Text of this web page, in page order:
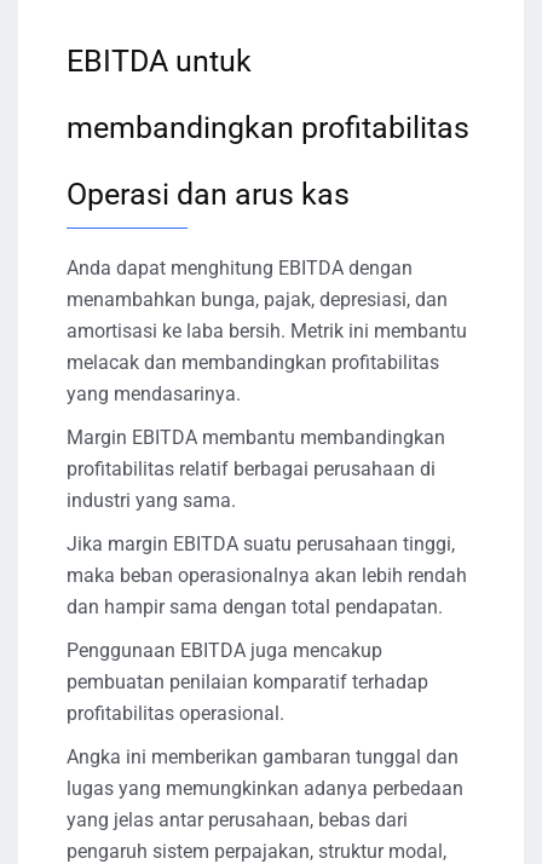
EBITDA untuk
membandingkan profitabilitas
Operasi dan arus kas
Anda dapat menghitung EBITDA dengan
menambahkan bunga, pajak, depresiasi, dan
amortisasi ke laba bersih. Metrik ini membantu
melacak dan membandingkan profitabilitas
yang mendasarinya.
Margin EBITDA membantu membandingkan
profitabilitas relatif berbagai perusahaan di
industri yang sama.
Jika margin EBITDA suatu perusahaan tinggi,
maka beban operasionalnya akan lebih rendah
dan hampir sama dengan total pendapatan.
Penggunaan EBITDA juga mencakup
pembuatan penilaian komparatif terhadap
profitabilitas operasional.
Angka ini memberikan gambaran tunggal dan
lugas yang memungkinkan adanya perbedaan
yang jelas antar perusahaan, bebas dari
pengaruh sistem perpajakan, struktur modal,